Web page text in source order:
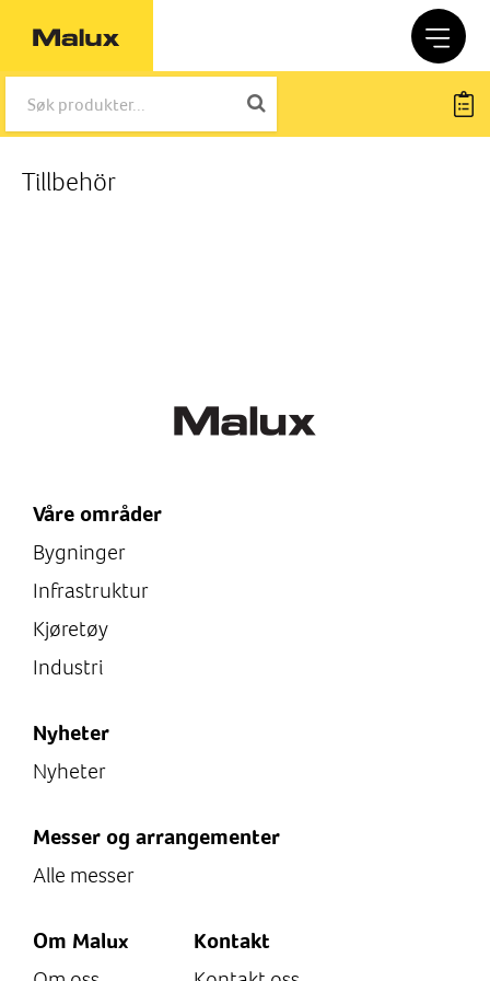
Tillbehör
Våre områder
Bygninger
Infrastruktur
Kjøretøy
Industri
Nyheter
Nyheter
Messer og arrangementer
Alle messer
Om Malux Kontakt